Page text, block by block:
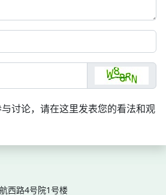
讨论，请在这里发表您的看法和观
西路4号院1号楼